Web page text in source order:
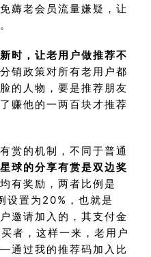
薅老会员流量嫌疑，让
时，让老用户做推荐不
销政策对所有老用户都
的人物，要是推荐朋友
赚他的一两百块才推荐
赏的机制，不同于普通
星球的分享有赏是双边奖
有奖励，两者比例是
设置为20%，也就是
邀请加入的，其支付金
者，这样一来，老用户
通过我的推荐码加入比